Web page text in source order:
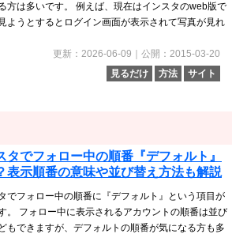
方は多いです。 例えば、現在はインスタのweb版で
ようとするとログイン画面が表示されて写真が見れ
更新：2026-06-09｜公開：2015-03-20
見るだけ
方法 サイト
タでフォロー中の順番『デフォルト』
表示順番の意味や並び替え方法も解説
でフォロー中の順番に『デフォルト』という項目が
。 フォロー中に表示されるアカウントの順番は並び
もできますが、デフォルトの順番が気になる方も多